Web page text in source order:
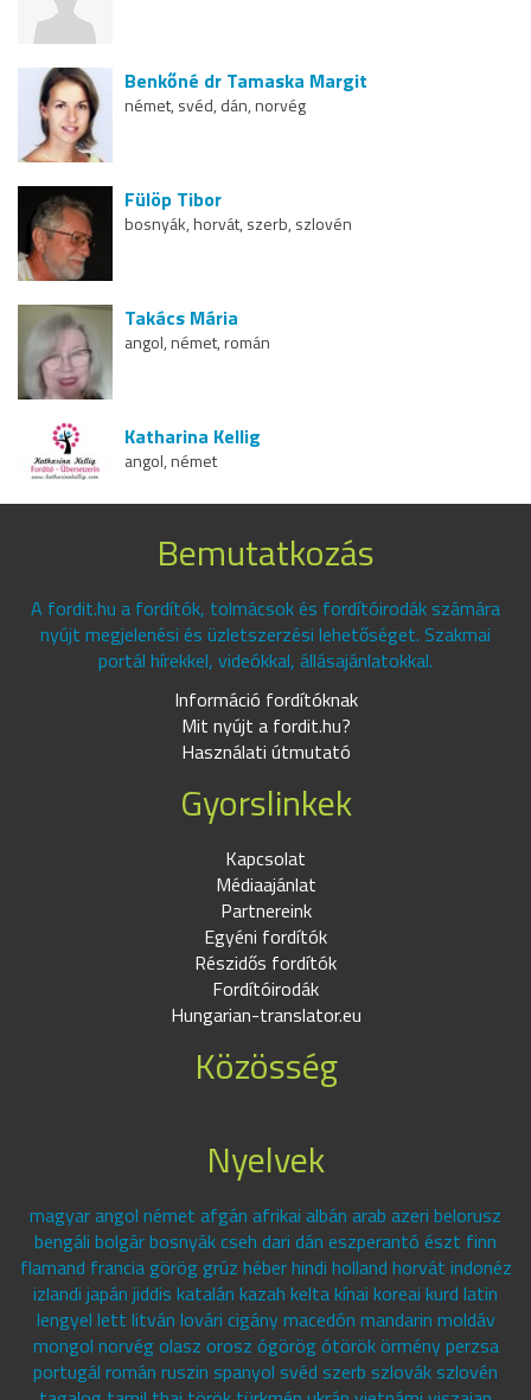
Benkőné dr Tamaska Margit
német, svéd, dán, norvég
Fülöp Tibor
bosnyák, horvát, szerb, szlovén
Takács Mária
angol, német, román
Katharina Kellig
angol, német
Bemutatkozás
A fordit.hu a fordítók, tolmácsok és fordítóirodák számára
nyújt megjelenési és üzletszerzési lehetőséget. Szakmai
portál hírekkel, videókkal, állásajánlatokkal.
Információ fordítóknak
Mit nyújt a fordit.hu?
Használati útmutató
Gyorslinkek
Kapcsolat
Médiaajánlat
Partnereink
Egyéni fordítók
Részidős fordítók
Fordítóirodák
Hungarian-translator.eu
Közösség
Nyelvek
magyar angol német afgán afrikai albán arab azeri belorusz
bengáli bolgár bosnyák cseh dari dán eszperantó észt finn
flamand francia görög grúz héber hindi holland horvát indonéz
izlandi japán jiddis katalán kazah kelta kínai koreai kurd latin
lengyel lett litván lovári cigány macedón mandarin moldáv
mongol norvég olasz orosz ógörög ótörök örmény perzsa
portugál román ruszin spanyol svéd szerb szlovák szlovén